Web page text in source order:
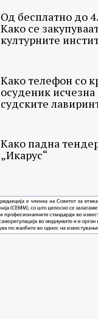
Од бесплатно до
Како се
културните
Како телефон со
осуденик исчезна
судските
Како падна
„Икарус“